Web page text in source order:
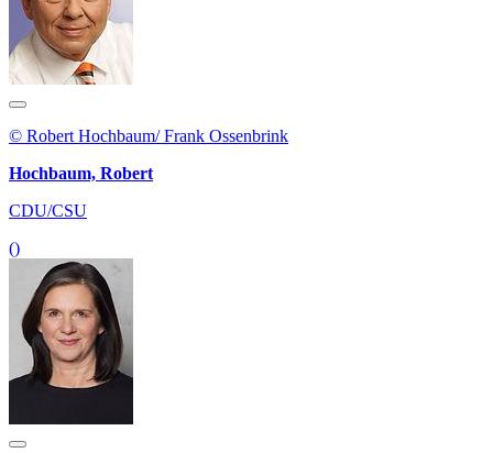
© Robert Hochbaum/ Frank Ossenbrink
Hochbaum, Robert
CDU/CSU
()